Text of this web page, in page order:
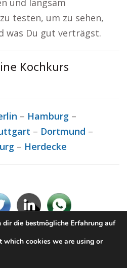
und langsam
testen, um zu sehen,
was Du gut verträgst.
Kochkurs
– Hamburg –
– Dortmund –
– Herdecke
die bestmögliche Erfahrung auf
which cookies we are using or